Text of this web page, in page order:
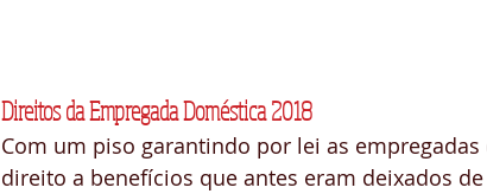
Direitos da Empregada Doméstica 2018
Com um piso garantindo por lei as
direito a benefícios que antes eram deixados